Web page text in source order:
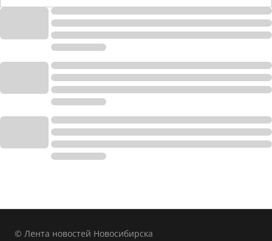
© Лента новостей Новосибирска